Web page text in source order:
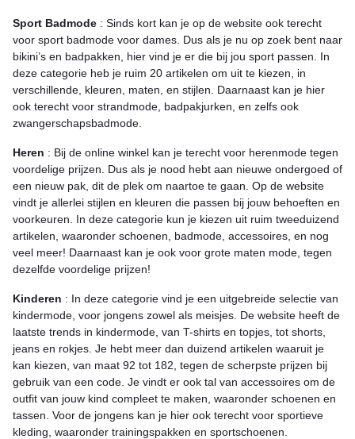
Sport Badmode : Sinds kort kan je op de website ook terecht
voor sport badmode voor dames. Dus als je nu op zoek bent naar
bikini’s en badpakken, hier vind je er die bij jou sport passen. In
deze categorie heb je ruim 20 artikelen om uit te kiezen, in
verschillende, kleuren, maten, en stijlen. Daarnaast kan je hier
ook terecht voor strandmode, badpakjurken, en zelfs ook
zwangerschapsbadmode.
Heren : Bij de online winkel kan je terecht voor herenmode tegen
voordelige prijzen. Dus als je nood hebt aan nieuwe ondergoed of
een nieuw pak, dit de plek om naartoe te gaan. Op de website
vindt je allerlei stijlen en kleuren die passen bij jouw behoeften en
voorkeuren. In deze categorie kun je kiezen uit ruim tweeduizend
artikelen, waaronder schoenen, badmode, accessoires, en nog
veel meer! Daarnaast kan je ook voor grote maten mode, tegen
dezelfde voordelige prijzen!
Kinderen : In deze categorie vind je een uitgebreide selectie van
kindermode, voor jongens zowel als meisjes. De website heeft de
laatste trends in kindermode, van T-shirts en topjes, tot shorts,
jeans en rokjes. Je hebt meer dan duizend artikelen waaruit je
kan kiezen, van maat 92 tot 182, tegen de scherpste prijzen bij
gebruik van een code. Je vindt er ook tal van accessoires om de
outfit van jouw kind compleet te maken, waaronder schoenen en
tassen. Voor de jongens kan je hier ook terecht voor sportieve
kleding, waaronder trainingspakken en sportschoenen.